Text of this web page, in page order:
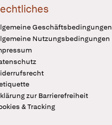
Geschäftsbedingungen
Nutzungsbedingungen
zur Barrierefreiheit
& Tracking